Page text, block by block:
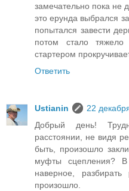
замечательно пока не
это ерунда выбрался
попытался завести
потом стало
стартером
Ответить
Ustianin
22
Добрый день!
расстоянии, не видя
быть, произошло
муфты сцепления?
наверное,
произошло.